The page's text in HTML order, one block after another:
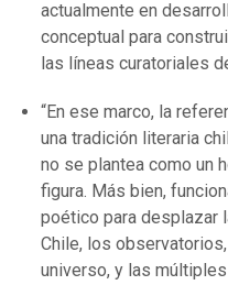
actualmente en
conceptual para
las líneas curatoriales
“En ese marco, la
una tradición literaria
no se plantea como un
figura. Más bien,
poético para desplazar
Chile, los
universo, y las